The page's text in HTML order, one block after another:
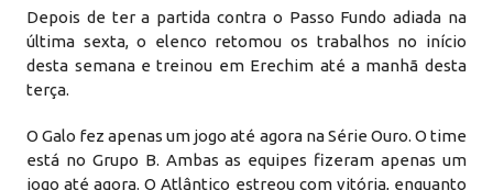
Depois de ter a partida contra o Passo Fundo adiada na
última sexta, o elenco retomou os trabalhos no início
desta semana e treinou em Erechim até a manhã desta
terça.
O Galo fez apenas um jogo até agora na Série Ouro. O time
está no Grupo B. Ambas as equipes fizeram apenas um
jogo até agora. O Atlântico estreou com vitória, enquanto